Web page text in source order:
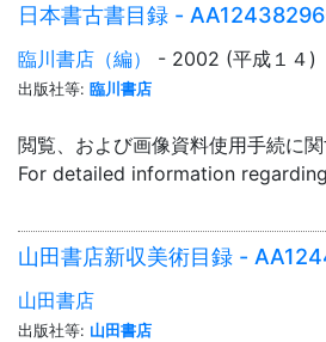
日本書古書目録 -
臨川書店（編） - 2002 (平成１４)
出版社等: 臨川書店
閲覧、および画像資料使用手続に関
For detailed information
山田書店新収美術目録 -
山田書店
出版社等: 山田書店